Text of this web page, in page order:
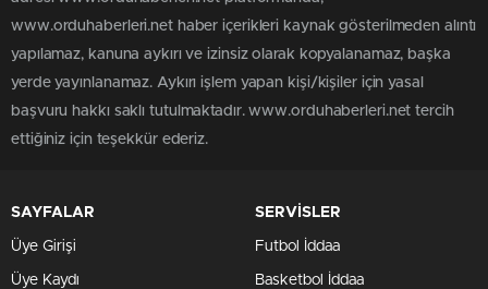
www.orduhaberleri.net haber içerikleri kaynak gösterilmeden alıntı
yapılamaz, kanuna aykırı ve izinsiz olarak kopyalanamaz, başka
yerde yayınlanamaz. Aykırı işlem yapan kişi/kişiler için yasal
başvuru hakkı saklı tutulmaktadır. www.orduhaberleri.net tercih
ettiğiniz için teşekkür ederiz.
SAYFALAR
Üye Girişi
Üye Kaydı
SERVİSLER
Futbol İddaa
Basketbol İddaa